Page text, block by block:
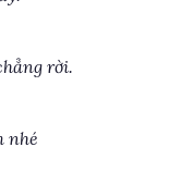
rời.
nhé